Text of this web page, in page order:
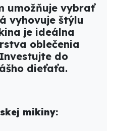
umožňuje vybrať
vyhovuje štýlu
je ideálna
oblečenia
do
dieťaťa.
mikiny: